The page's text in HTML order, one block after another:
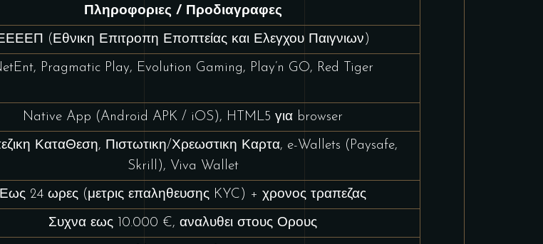
Πληροφοριες / Προδιαγραφες
(Εθνικη Επιτροπη Εποπτείας και Ελεγχου Παιγνιων)
Pragmatic Play, Evolution Gaming, Play’n GO, Red Tiger
Native App (Android APK / iOS), HTML5 για browser
ΚαταΘεση, Πιστωτικη/Χρεωστικη Καρτα, e-Wallets (Paysafe,
Skrill), Viva Wallet
Εως 24 ωρες (μετρις επαληθευσης KYC) + χρονος τραπεζας
Συχνα εως 10.000 €, αναλυθει στους Ορους